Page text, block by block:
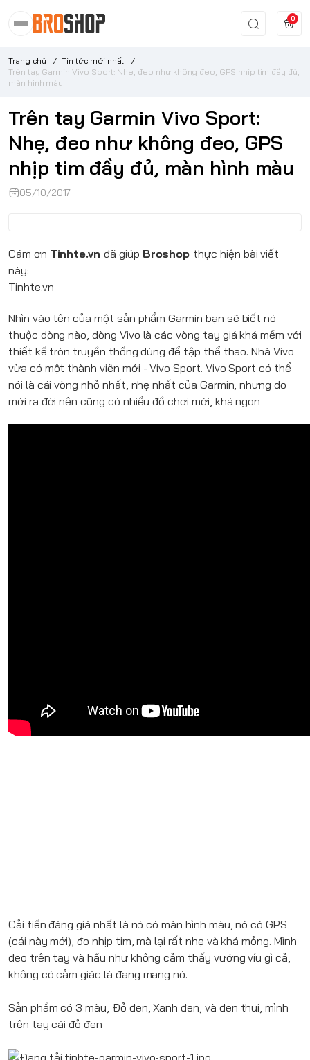
0
Trang chủ / Tin tức mới nhất
/
Trên tay Garmin Vivo Sport: Nhẹ, đeo như không đeo, GPS nhịp tim đầy đủ,
màn hình màu
Trên tay Garmin Vivo Sport:
Nhẹ, đeo như không đeo, GPS
nhịp tim đầy đủ, màn hình màu
05/10/2017
Cám ơn Tinhte.vnđã giúp Broshop thực hiện bài viết
này:
Tinhte.vn
Nhìn vào tên của một sản phẩm Garmin bạn sẽ biết nó
thuộc dòng nào, dòng Vivo là các vòng tay giá khá mềm với
thiết kế tròn truyền thống dùng để tập thể thao. Nhà Vivo
vừa có một thành viên mới - Vivo Sport. Vivo Sport có thể
nói là cái vòng nhỏ nhất, nhẹ nhất của Garmin, nhưng do
mới ra đời nên cũng có nhiều đồ chơi mới, khá ngon
Cải tiến đáng giá nhất là nó có màn hình màu, nó có GPS
(cái này mới), đo nhịp tim, mà lại rất nhẹ và khá mỏng. Mình
đeo trên tay và hầu như không cảm thấy vướng víu gì cả,
không có cảm giác là đang mang nó.
Sản phẩm có 3 màu, Đỏ đen, Xanh đen, và đen thui, mình
trên tay cái đỏ đen